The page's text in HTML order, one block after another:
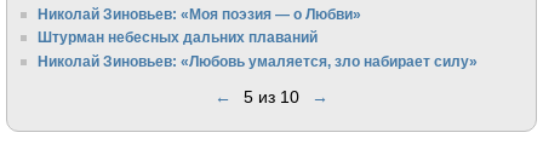
Николай Зиновьев: «Моя поэзия — о Любви»
Штурман небесных дальних плаваний
Николай Зиновьев: «Любовь умаляется, зло набирает силу»
← 5 из 10 →